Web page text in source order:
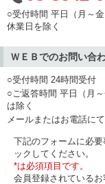
○受付時間 平日（月～
休業日を除く
ＷＥＢでのお問い合
○受付時間 24時間受付
○ご返答時間 平日（月
は除く
メールまたはお電話に
下記のフォームに必
ックしてください。
*は必須項目です。
会員登録されている